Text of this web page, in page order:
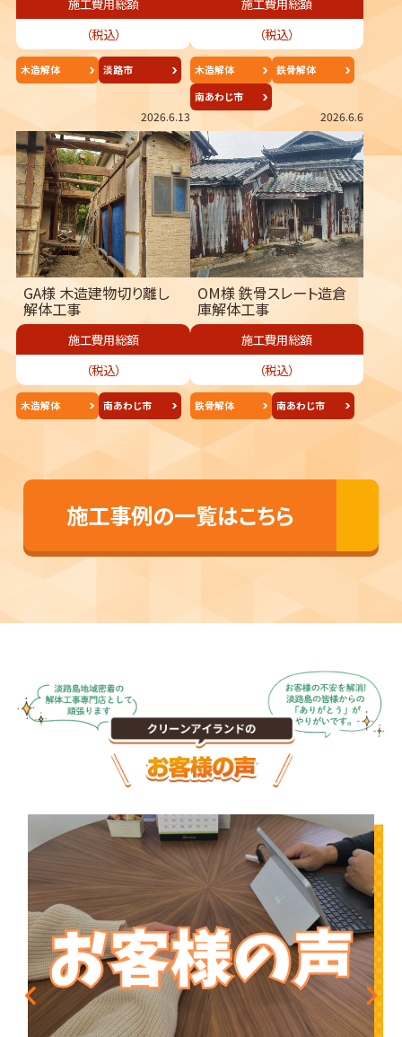
施工費用総額
（税込）
木造解体 淡路市
施工費用総額
（税込）
木造解体
鉄骨解体
南あわじ市
2026.6.13
GA様 木造建物切り離し
解体工事
施工費用総額
（税込）
木造解体 南あわじ市
2026.6.6
OM様 鉄骨スレート造倉
庫解体工事
施工費用総額
（税込）
鉄骨解体 南あわじ市
施工事例の一覧はこちら